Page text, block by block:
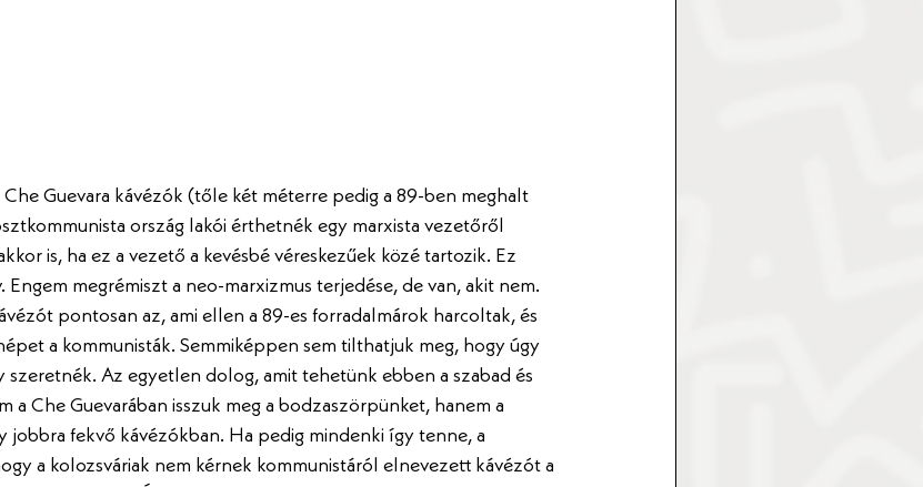
Che Guevara kávézók (tőle két méterre pedig a 89-ben meghalt
ország lakói érthetnék egy marxista vezetőről
is, ha ez a vezető a kevésbé véreskezűek közé tartozik. Ez
megrémiszt a neo-marxizmus terjedése, de van, akit nem.
pontosan az, ami ellen a 89-es forradalmárok harcoltak, és
a kommunisták. Semmiképpen sem tilthatjuk meg, hogy úgy
szeretnék. Az egyetlen dolog, amit tehetünk ebben a szabad és
a Che Guevarában isszuk meg a bodzaszörpünket, hanem a
jobbra fekvő kávézókban. Ha pedig mindenki így tenne, a
a kolozsváriak nem kérnek kommunistáról elnevezett kávézót a